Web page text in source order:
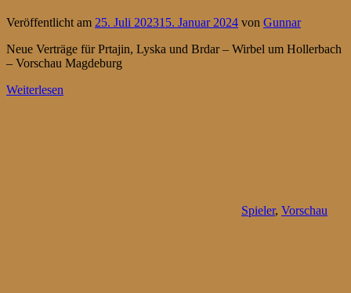
Veröffentlicht am 25. Juli 202315. Januar 2024 von Gunnar
Neue Verträge für Prtajin, Lyska und Brdar – Wirbel um Hollerbach
– Vorschau Magdeburg
Weiterlesen
Spieler, Vorschau